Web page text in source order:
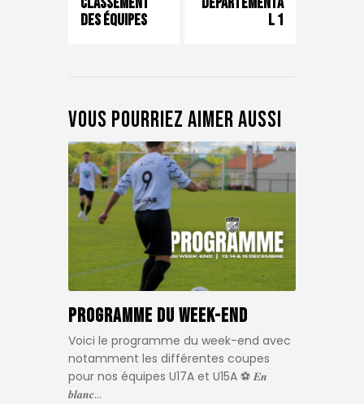
des équipes
l 1
Vous pourriez aimer aussi
Programme du week-end
Voici le programme du week-end avec
notamment les différentes coupes
pour nos équipes U17A et U15A ⚽️ 𝑬𝒏
𝒃𝒍𝒂𝒏𝒄…